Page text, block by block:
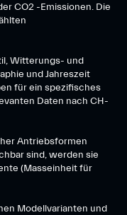
CO2 -Emissionen. Die
Witterungs- und
und Jahreszeit
für ein spezifisches
Daten nach CH-
Antriebsformen
sind, werden sie
(Masseinheit für
Modellvarianten und